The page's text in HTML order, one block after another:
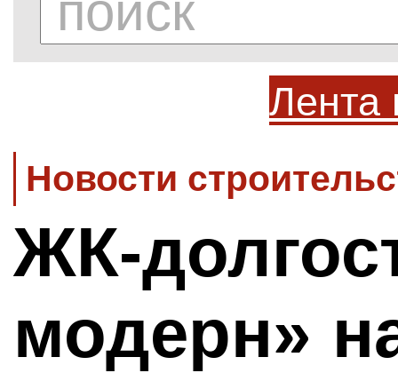
Лента
Новости
ЖК-
модерн»